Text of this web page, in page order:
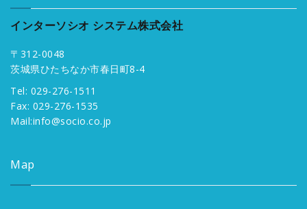
インターソシオ システム株式会社
〒312-0048
茨城県ひたちなか市春日町8-4
Tel: 029-276-1511
Fax: 029-276-1535
Mail:info@socio.co.jp
Map